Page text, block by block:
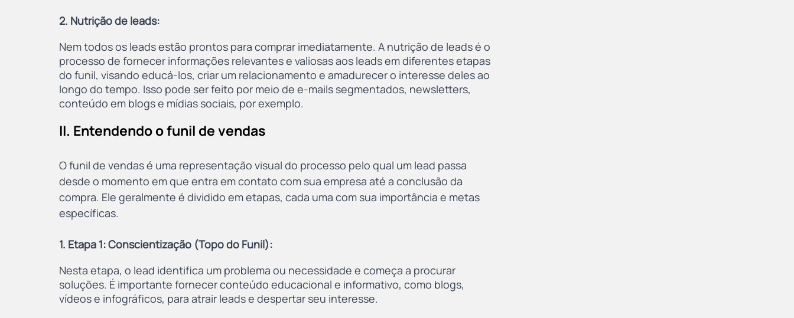
2. Nutrição de leads:
Nem todos os leads estão prontos para comprar imediatamente. A nutrição de leads é o
processo de fornecer informações relevantes e valiosas aos leads em diferentes etapas
do funil, visando educá-los, criar um relacionamento e amadurecer o interesse deles ao
longo do tempo. Isso pode ser feito por meio de e-mails segmentados, newsletters,
conteúdo em blogs e mídias sociais, por exemplo.
II. Entendendo o funil de vendas
O funil de vendas é uma representação visual do processo pelo qual um lead passa
desde o momento em que entra em contato com sua empresa até a conclusão da
compra. Ele geralmente é dividido em etapas, cada uma com sua importância e metas
específicas.
1. Etapa 1: Conscientização (Topo do Funil):
Nesta etapa, o lead identifica um problema ou necessidade e começa a procurar
soluções. É importante fornecer conteúdo educacional e informativo, como blogs,
vídeos e infográficos, para atrair leads e despertar seu interesse.